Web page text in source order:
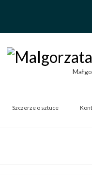
Szczerze o sztuce